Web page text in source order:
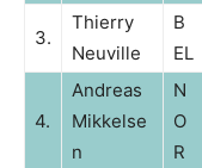
3.
Thierry
Neuville
B
EL
4.
Andreas
Mikkelse
n
N
O
R